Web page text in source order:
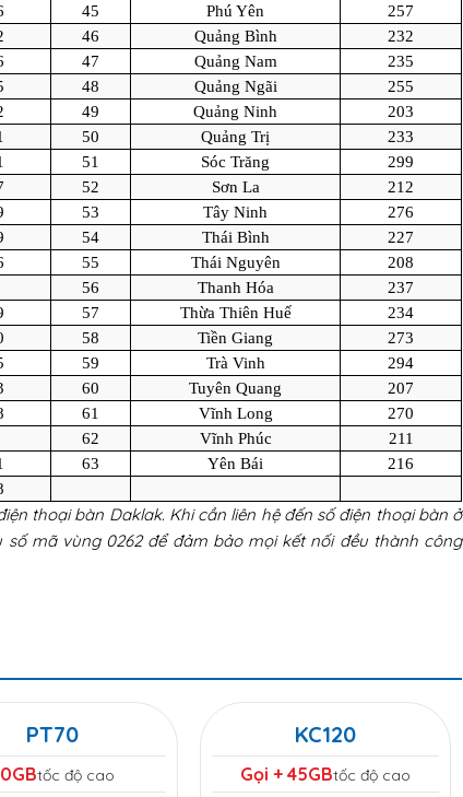
45 Phú Yên
257
46 Quảng Bình
232
47 Quảng Nam
235
48 Quảng Ngãi
255
49 Quảng Ninh
203
50 Quảng Trị
233
51 Sóc Trăng
299
52 Sơn La
212
53 Tây Ninh
276
54 Thái Bình
227
55 Thái Nguyên
208
56 Thanh Hóa
237
57 Thừa Thiên Huế
234
58 Tiền Giang
273
59 Trà Vinh
294
60 Tuyên Quang
207
61 Vĩnh Long
270
62 Vĩnh Phúc
211
63 Yên Bái
216
thoại bàn Daklak. Khi cần liên hệ đến số điện thoại bàn ở
mã vùng 0262 để đảm bảo mọi kết nối đều thành công
PT70
tốc độ cao
KC120
Gọi + 45GBtốc độ cao